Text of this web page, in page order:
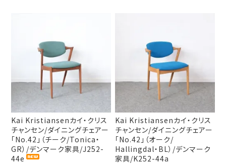
Kai Kristiansenカイ・クリス
チャンセン/ダイニングチェアー
「No.42」（チーク/Tonica・
GR）/デンマーク家具/J252-
44e
Kai Kristiansenカイ・クリス
チャンセン/ダイニングチェアー
「No.42」（オーク/
Hallingdal・BL）/デンマーク
家具/K252-44a